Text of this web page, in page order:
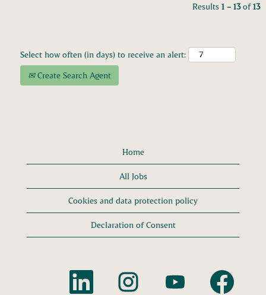
Results 1 – 13of13
Select how often (in days) to receive an alert:
Create Search Agent
Home
All Jobs
Cookies and data protection policy
Declaration of Consent
O
p
e